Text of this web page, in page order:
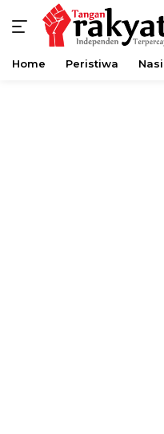
Langsung
Home Peristiwa